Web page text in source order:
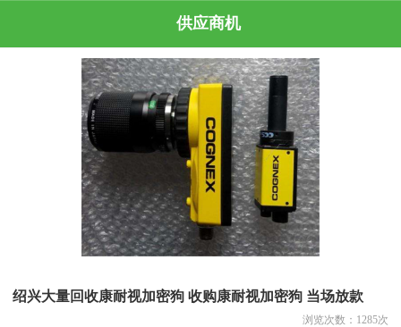
供应商机
绍兴大量回收康耐视加密狗 收购康耐视加密狗 当场放款
浏览次数： 1285次